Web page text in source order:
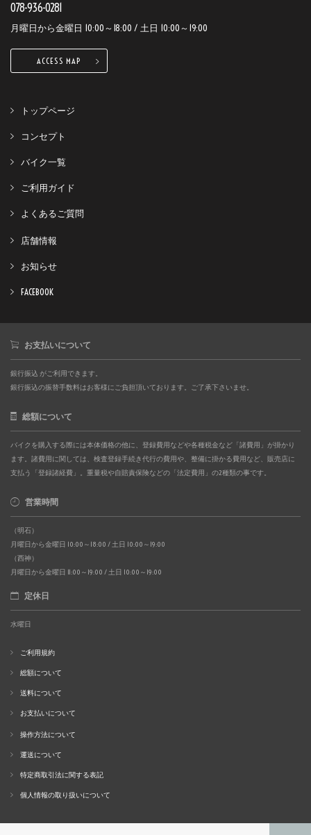
078-936-0281
月曜日から金曜日 10:00～18:00 / 土日 10:00～19:00
ACCESS MAP
トップページ
コンセプト
バイク一覧
ご利用ガイド
よくあるご質問
店舗情報
お知らせ
FACEBOOK
お支払いについて
銀行振込 がご利用できます。
銀行振込の振替手数料はお客様にご負担頂いております。ご了承下さいませ。
総額について
バイクを購入する際には本体価格の他に、登録費用などや各種税金など「諸費用」が掛かり
ます。諸費用に関しては、検査登録手続き代行の費用や、整備に掛かる費用など、販売店に
支払う「登録諸経費」。重量税や自賠責保険などの「法定費用」の2種類の事です。
営業時間
（明石）
月曜日から金曜日 10:00～18:00 / 土日 10:00～19:00
（西神）
月曜日から金曜日 11:00～19:00 / 土日 10:00～19:00
定休日
水曜日
ご利用規約
総額について
送料について
お支払いについて
操作方法について
運送について
特定商取引法に関する表記
個人情報の取り扱いについて